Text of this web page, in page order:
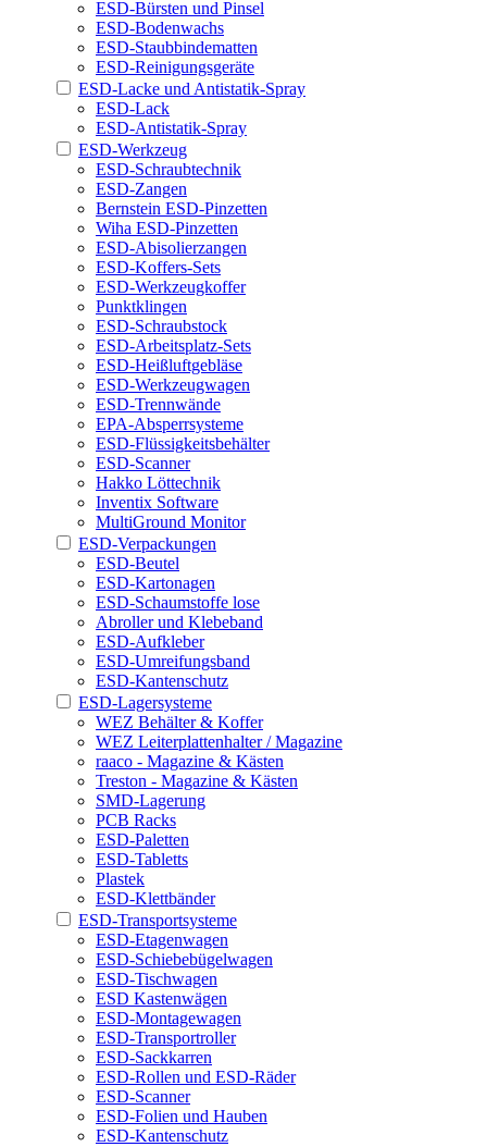
ESD-Bürsten und Pinsel
ESD-Bodenwachs
ESD-Staubbindematten
ESD-Reinigungsgeräte
ESD-Lacke und Antistatik-Spray
ESD-Lack
ESD-Antistatik-Spray
ESD-Werkzeug
ESD-Schraubtechnik
ESD-Zangen
Bernstein ESD-Pinzetten
Wiha ESD-Pinzetten
ESD-Abisolierzangen
ESD-Koffers-Sets
ESD-Werkzeugkoffer
Punktklingen
ESD-Schraubstock
ESD-Arbeitsplatz-Sets
ESD-Heißluftgebläse
ESD-Werkzeugwagen
ESD-Trennwände
EPA-Absperrsysteme
ESD-Flüssigkeitsbehälter
ESD-Scanner
Hakko Löttechnik
Inventix Software
MultiGround Monitor
ESD-Verpackungen
ESD-Beutel
ESD-Kartonagen
ESD-Schaumstoffe lose
Abroller und Klebeband
ESD-Aufkleber
ESD-Umreifungsband
ESD-Kantenschutz
ESD-Lagersysteme
WEZ Behälter & Koffer
WEZ Leiterplattenhalter / Magazine
raaco - Magazine & Kästen
Treston - Magazine & Kästen
SMD-Lagerung
PCB Racks
ESD-Paletten
ESD-Tabletts
Plastek
ESD-Klettbänder
ESD-Transportsysteme
ESD-Etagenwagen
ESD-Schiebebügelwagen
ESD-Tischwagen
ESD Kastenwägen
ESD-Montagewagen
ESD-Transportroller
ESD-Sackkarren
ESD-Rollen und ESD-Räder
ESD-Scanner
ESD-Folien und Hauben
ESD-Kantenschutz